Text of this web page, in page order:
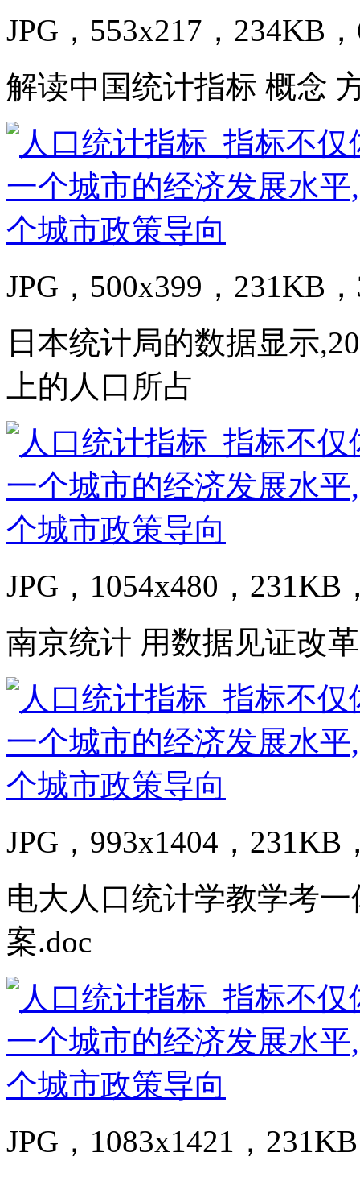
JPG，553x217，234KB
解读中国统计指标 概念
JPG，500x399，231KB
日本统计局的数据显示
上的人口所占
JPG，1054x480，231KB
南京统计 用数据见证改
JPG，993x1404，231KB
电大人口统计学教学考
案.doc
JPG，1083x1421，